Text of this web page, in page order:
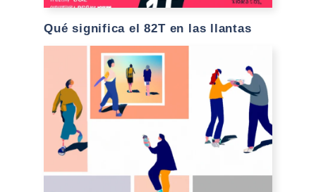
Qué significa el 82T en las llantas